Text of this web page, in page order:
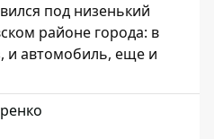
под низенький
районе города: в
и автомобиль, еще и